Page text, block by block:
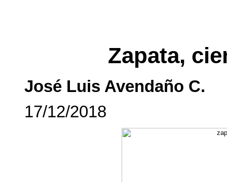
Zapata,
José Luis Avendaño C.
17/12/2018